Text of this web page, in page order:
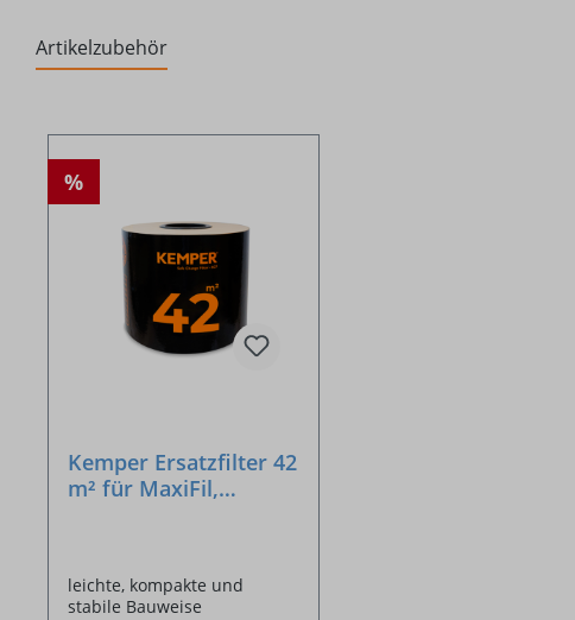
Artikelzubehör
%
Kemper Ersatzfilter 42
m² für MaxiFil,
leichte, kompakte und
stabile Bauweise